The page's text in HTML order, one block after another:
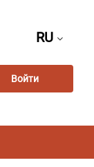
RU
Войти